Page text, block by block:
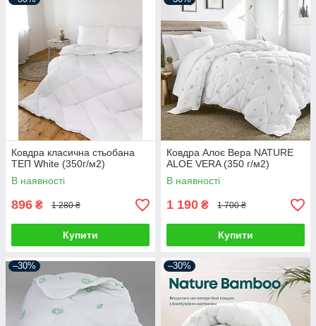
Ковдра класична стьобана
ТЕП White (350г/м2)
В наявності
896 ₴ 1 280 ₴
Купити
Ковдра Алоє Вера NATURE
ALOE VERA (350 г/м2)
В наявності
1 190 ₴ 1 700 ₴
Купити
–30% –30%